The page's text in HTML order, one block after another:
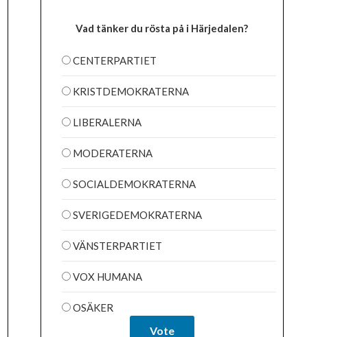
Vad tänker du rösta på i Härjedalen?
CENTERPARTIET
KRISTDEMOKRATERNA
LIBERALERNA
MODERATERNA
SOCIALDEMOKRATERNA
SVERIGEDEMOKRATERNA
VÄNSTERPARTIET
VOX HUMANA
OSÄKER